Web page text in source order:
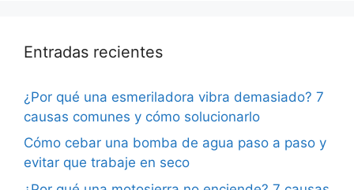
Entradas recientes
¿Por qué una esmeriladora vibra demasiado? 7
causas comunes y cómo solucionarlo
Cómo cebar una bomba de agua paso a paso y
evitar que trabaje en seco